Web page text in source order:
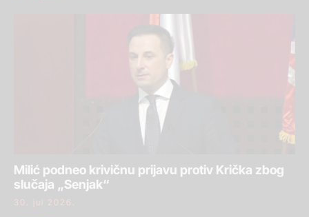
Milić podneo krivičnu prijavu protiv Krička zbog
slučaja „Senjak“
30. jul 2026.